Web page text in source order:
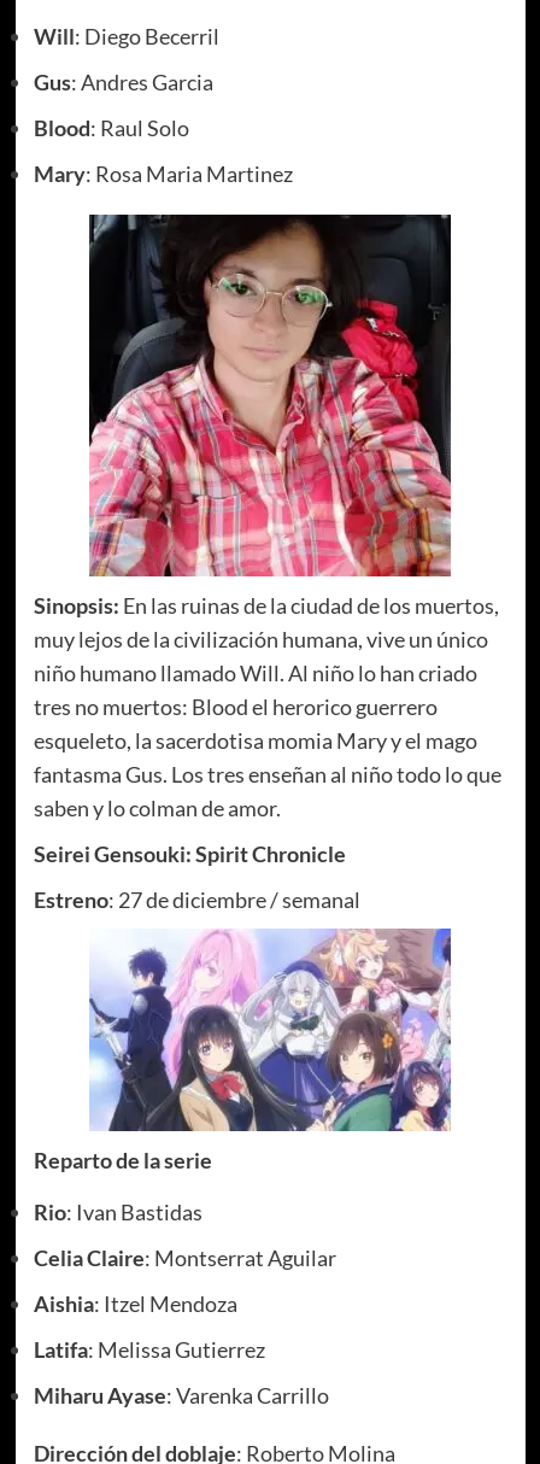
Will: Diego Becerril
Gus: Andres Garcia
Blood: Raul Solo
Mary: Rosa Maria Martinez
Sinopsis: En las ruinas de la ciudad de los muertos,
muy lejos de la civilización humana, vive un único
niño humano llamado Will. Al niño lo han criado
tres no muertos: Blood el herorico guerrero
esqueleto, la sacerdotisa momia Mary y el mago
fantasma Gus. Los tres enseñan al niño todo lo que
saben y lo colman de amor.
Seirei Gensouki: Spirit Chronicle
Estreno: 27 de diciembre / semanal
Reparto de la serie
Rio: Ivan Bastidas
Celia Claire: Montserrat Aguilar
Aishia: Itzel Mendoza
Latifa: Melissa Gutierrez
Miharu Ayase: Varenka Carrillo
Dirección del doblaje: Roberto Molina